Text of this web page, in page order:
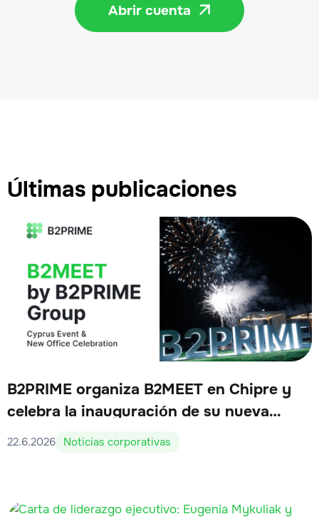
Abrir cuenta 
Últimas publicaciones
B2PRIME organiza B2MEET en Chipre y
celebra la inauguración de su nueva
oficina
22.6.2026 Noticias corporativas